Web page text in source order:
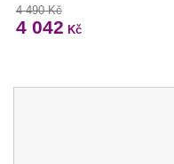
4 490 Kč
4 042 Kč